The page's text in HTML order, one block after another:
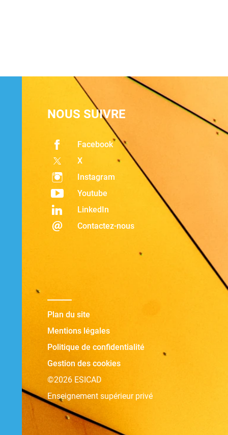
NOUS SUIVRE
Facebook
X
Instagram
Youtube
LinkedIn
Contactez-nous
Plan du site
Mentions légales
Politique de confidentialité
Gestion des cookies
©2026 ESICAD
Enseignement supérieur privé